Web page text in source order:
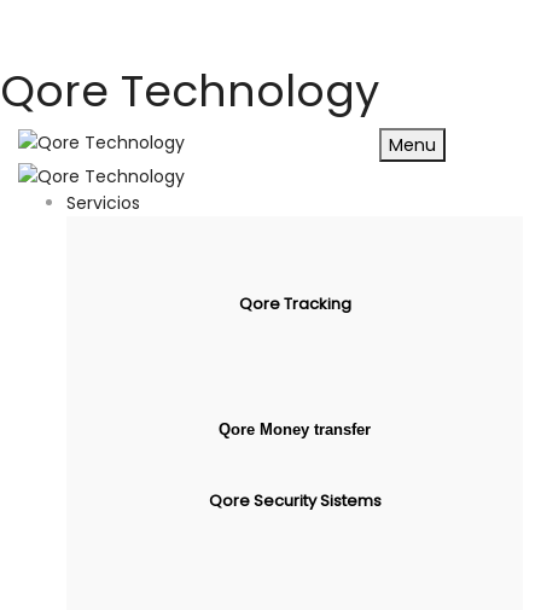
Qore Technology
Menu
Servicios
Qore Tracking
Qore Money transfer
Qore Security Sistems